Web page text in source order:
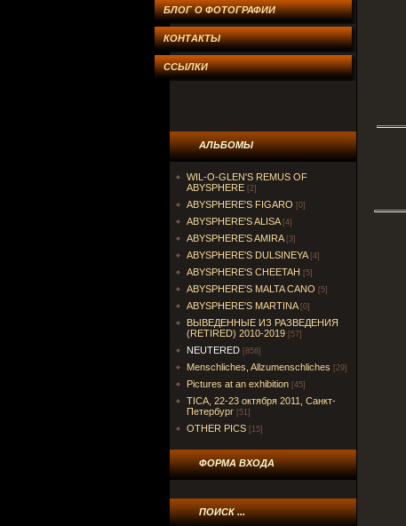
БЛОГ О ФОТОГРАФИИ
КОНТАКТЫ
ССЫЛКИ
АЛЬБОМЫ
WIL-O-GLEN'S REMUS OF
ABYSPHERE [2]
ABYSPHERE'S FIGARO [0]
ABYSPHERE'S ALISA [4]
ABYSPHERE'S AMIRA [3]
ABYSPHERE'S DULSINEYA [4]
ABYSPHERE'S CHEETAH [5]
ABYSPHERE'S MALTA CANO [5]
ABYSPHERE'S MARTINA [0]
ВЫВЕДЕННЫЕ ИЗ РАЗВЕДЕНИЯ
(RETIRED) 2010-2019 [57]
NEUTERED [858]
Menschliches, Allzumenschliches [29]
Pictures at an exhibition [45]
TICA, 22-23 октября 2011, Санкт-
Петербург [51]
OTHER PICS [15]
ФОРМА ВХОДА
ПОИСК ...